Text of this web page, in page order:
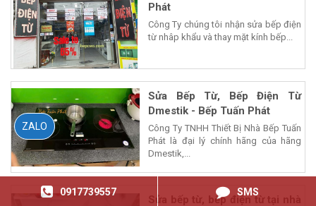
Phát
Công Ty chúng tôi nhận sửa bếp điện
từ nhâp khẩu và thay mặt kính bếp...
Sửa Bếp Từ, Bếp Điện Từ
Dmestik - Bếp Tuấn Phát
Công Ty TNHH Thiết Bị Nhà Bếp Tuấn
Phát là đại lý chính hãng của hãng
Dmestik,...
Sửa bếp từ, bếp điện từ tại nhà
0917739557 SMS
ZALO